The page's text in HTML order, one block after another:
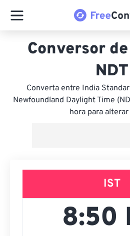
Conversor
NDT
Converta entre India
Newfoundland Daylight Time
hora para alterar
IST